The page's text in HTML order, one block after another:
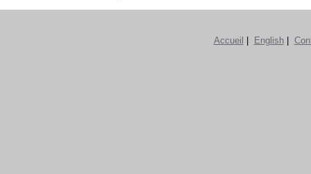
Accueil English|